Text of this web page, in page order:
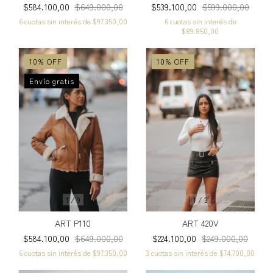
$584.100,00 $649.000,00
6 cuotas sin interés de $97.350,00
$539.100,00 $599.000,00
6 cuotas sin interés de
$89.850,00
1/9
10% OFF
Envío gratis
ART P110
$584.100,00 $649.000,00
6 cuotas sin interés de $97.350,00
1/3
10% OFF
ART 420V
$224.100,00 $249.000,00
3 cuotas sin interés de $74.700,00